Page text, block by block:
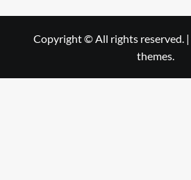
Copyright © All rights reserved. |
themes.